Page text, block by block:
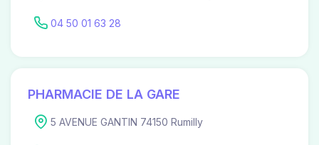
04 50 01 63 28
PHARMACIE DE LA GARE
5 AVENUE GANTIN 74150 Rumilly